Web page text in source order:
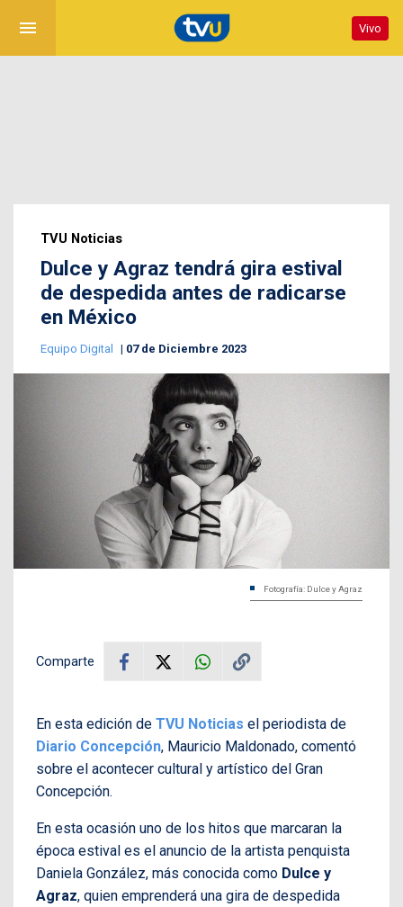
menu Vivo
TVU Noticias
Dulce y Agraz tendrá gira estival
de despedida antes de radicarse
en México
Equipo Digital 07 de Diciembre 2023
Fotografía: Dulce y Agraz
Comparte
En esta edición de TVU Noticias el periodista de
Diario Concepción, Mauricio Maldonado, comentó
sobre el acontecer cultural y artístico del Gran
Concepción.
En esta ocasión uno de los hitos que marcaran la
época estival es el anuncio de la artista penquista
Daniela González, más conocida como Dulce y
Agraz, quien emprenderá una gira de despedida